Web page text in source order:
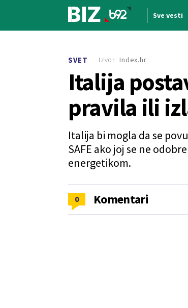
Sve vesti
SVET
Italija
pravila ili
Italija bi mogla da se
SAFE ako joj se ne
energetikom.
Izvor: Index.hr
0 Komentari